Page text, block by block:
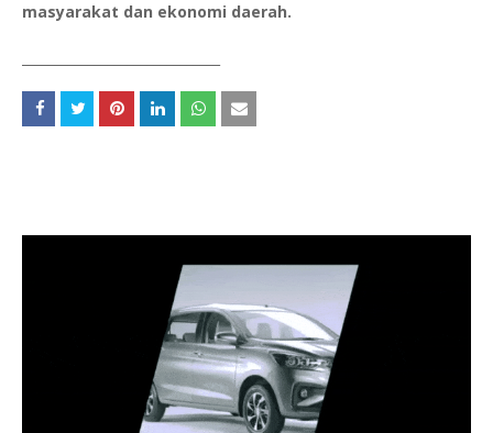
masyarakat dan ekonomi daerah.